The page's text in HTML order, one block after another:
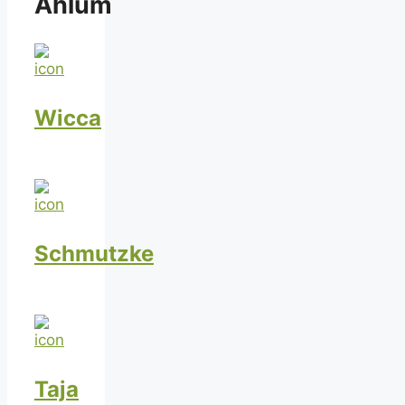
Wicca
Schmutzke
Taja